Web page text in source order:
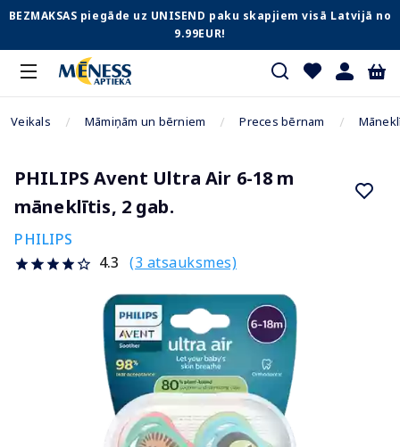
BEZMAKSAS piegāde uz UNISEND paku skapjiem visā Latvijā no
9.99EUR!
Veikals Māmiņām un bērniem Preces bērnam
PHILIPS Avent Ultra Air 6-18 m
māneklītis, 2 gab.
PHILIPS
4.3 (3 atsauksmes)